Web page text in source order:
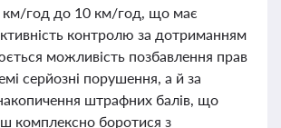
км/год до 10 км/год, що має
контролю за дотриманням
можливість позбавлення прав
серйозні порушення, а й за
штрафних балів, що
комплексно боротися з